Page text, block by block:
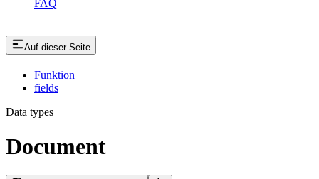
FAQ
Auf dieser Seite
Funktion
fields
Data types
Document